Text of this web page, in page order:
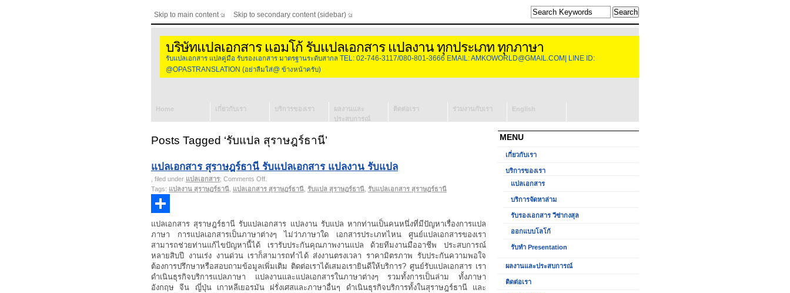
Skip to main content Skip to secondary content (sidebar)
บริษัทแปลเอกสาร แอมโก้ รับแปลเอกสาร แปลงาน ทุกประเภท ทุกภาษา
รับแปลเอกสาร แปลคู่มือ รับรองเอกสาร มาตรฐานระดับสากล TEL: 02-746-3117/080-801-3666 EMAIL: AMKOWORLD@GMAIL.COM| LINE ID:
@OPASTRANSLATION (อย่าลืมใส่@ ข้างหน้าครับ)
Home เกี่ยวกับเรา บริการของเรา
บริการจัดหา
รับรองเอกสาร
ออกแบบโลโก้
ผลงานและ
ประสบการณ์
ติดต่อเรา ร่วมงานกับเรา English
Posts Tagged ‘รับแปล สุราษฎร์ธานี’
แปลเอกสาร สุราษฎร์ธานี รับแปลเอกสาร แปลงาน รับแปล
, filed under แปลเอกสาร; Comments Offon
แปล
แปล
เอกสาร
แปล
งาน
รับ
แปล
Tags: แปลงาน สุราษฎร์ธานี แปลเอกสาร สุราษฎร์ธานี รับแปล สุราษฎร์ธานี รับแปลเอกสาร สุราษฎร์ธานี
Share
แปลเอกสาร สุราษฎร์ธานี รับแปลเอกสาร แปลงาน รับแปล หากท่านเป็นคนหนึ่งที่มีปัญหาเรื่องการแปล
ภาษา การแปลเอกสารเป็นภาษาต่างๆ ไม่ว่าภาษาใด เอกสารประเภทไหน ศูนย์แปลเอกสารของเรา
สามารถช่วยท่านแก้ไขปัญหานี้ได้ เรารับประกันคุณภาพงานแปล ด้วยทีมงานมืออาชีพ ประสบการณ์
หลายสิบปี งานเร่ง งานด่วน เราก็สามารถทำได้ ส่งงานตรงเวลา ราคามิตรภาพ รับประกันความพอใจ
ต้องการปรึกษาหรือสอบถามข้อมูลเพิ่มเติม ติดต่อเราได้เสมอเรายินดีให้บริการ? ศูนย์รับแปลเอกสาร เรา
ดำเนินธุรกิจบริการแปลภาษา แปลงานและแปลเอกสารในภาษาต่างๆ รวมทั้งการเป็นล่าม ทั้งภาษา
อังกฤษ จีน ญี่ปุ่น เกาหลีเยอรมัน ฝรั่งเศสและภาษาอื่นๆ ดำเนินธุรกิจบริการทั้งในสุราษฎร์ธานี และ
MENU
เกี่ยวกับเรา
บริการของเรา
แปลเอกสาร
บริการจัดหาล่าม
รับรองเอกสาร วีซ่ากงสุล
ออกแบบโลโก้
รับทำ Presentation
ผลงานและประสบการณ์
ติดต่อเรา